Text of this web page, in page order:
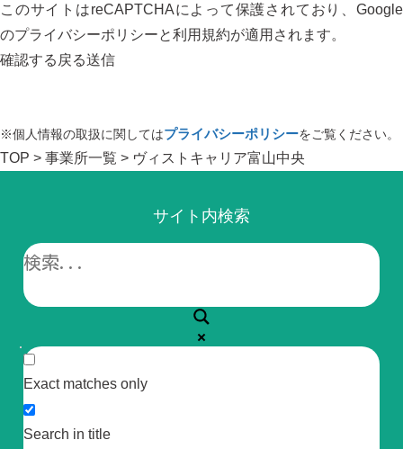
このサイトはreCAPTCHAによって保護されており、Google
のプライバシーポリシーと利用規約が適用されます。
※個人情報の取扱に関してはプライバシーポリシーをご覧ください。
TOP > 事業所一覧 > ヴィストキャリア富山中央
サイト内検索
Exact matches only
Search in title